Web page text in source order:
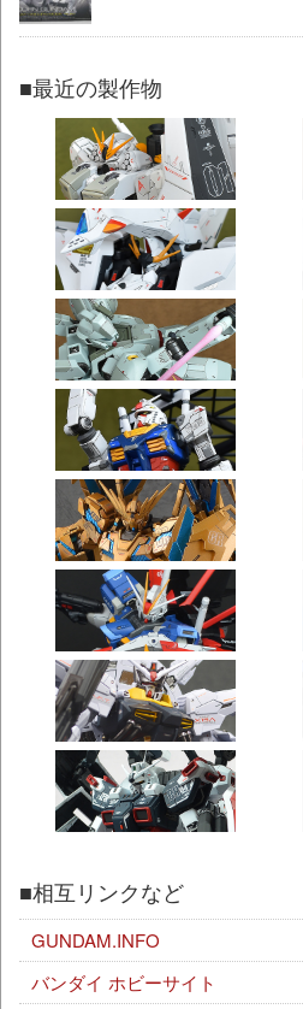
■最近の製作物
■相互リンクなど
GUNDAM.INFO
バンダイ ホビーサイト